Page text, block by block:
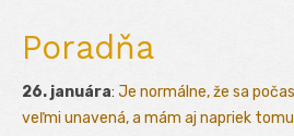
Poradňa
26. januára: Je normálne, že sa
veľmi unavená, a mám aj napriek